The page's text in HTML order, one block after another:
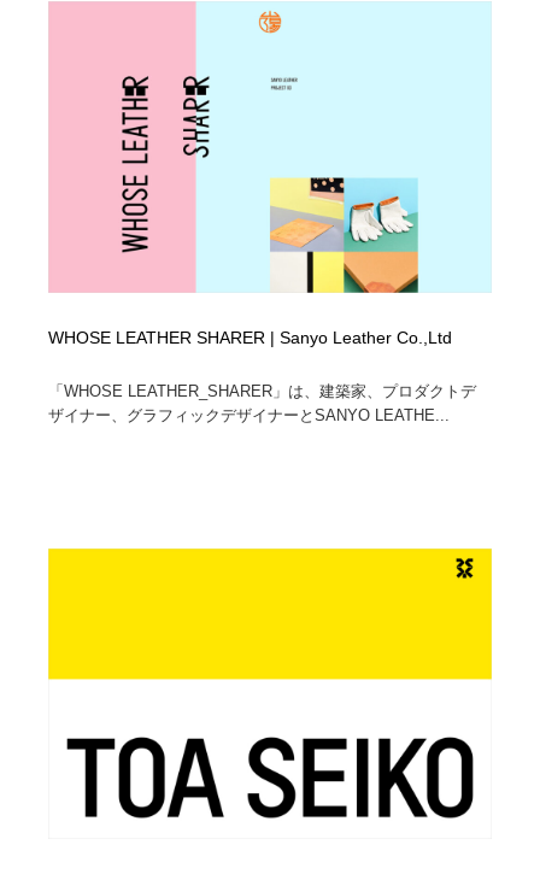
WHOSE LEATHER SHARER | Sanyo Leather Co.,Ltd
「WHOSE LEATHER_SHARER」は、建築家、プロダクトデ
ザイナー、グラフィックデザイナーとSANYO LEATHE...